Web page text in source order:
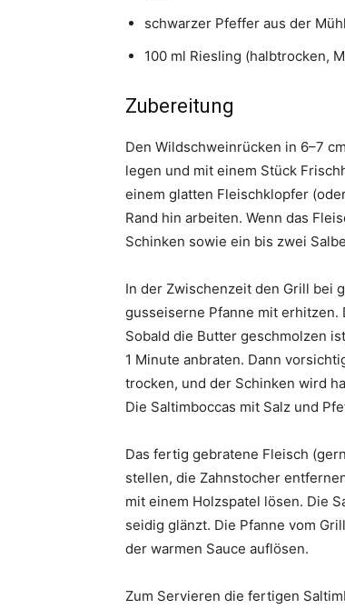
schwarzer Pfeffer aus der
100 ml Riesling (halbtrocken,
Zubereitung
Den Wildschweinrücken in 6–7
legen und mit einem Stück
einem glatten Fleischklopfer
Rand hin arbeiten. Wenn das
Schinken sowie ein bis zwei
In der Zwischenzeit den Grill bei
gusseiserne Pfanne mit
Sobald die Butter geschmolzen
1 Minute anbraten. Dann
trocken, und der Schinken wird
Die Saltimboccas mit Salz und
Das fertig gebratene Fleisch
stellen, die Zahnstocher
mit einem Holzspatel lösen. Die
seidig glänzt. Die Pfanne vom
der warmen Sauce auflösen.
Zum Servieren die fertigen